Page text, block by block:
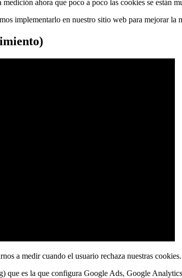
ahora que poco a poco las cookies se están
implementarlo en nuestro sitio web para mejorar la
a medir cuando el usuario rechaza nuestras cookies.
que es la que configura Google Ads, Google